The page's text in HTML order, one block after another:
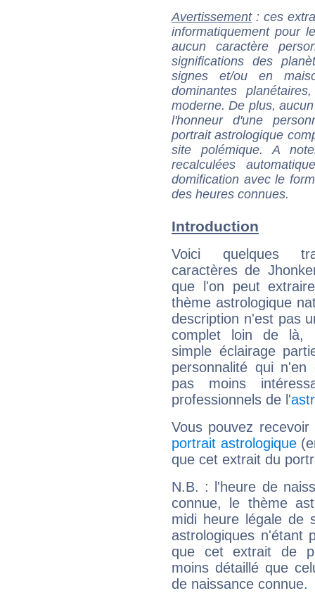
Avertissement: ces
informatiquement pour
aucun caractère
significations des
signes et/ou en
dominantes
moderne. De plus,
l'honneur d'une
portrait astrologique
site polémique. A
recalculées
domification avec le
des heures connues.
Introduction
Voici quelques
caractères de
que l'on peut
thème astrologique
description n'est pas
complet loin de là,
simple éclairage
personnalité qui n'en
pas moins
professionnels de l'
Vous pouvez
portrait astrologique
que cet extrait du
N.B. : l'heure de
connue, le thème
midi heure légale de
astrologiques n'étant
que cet extrait de
moins détaillé que
de naissance connue.